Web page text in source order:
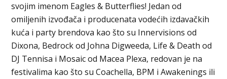
svojim imenom Eagles & Butterflies! Jedan od
omiljenih izvođača i producenata vodećih izdavačkih
kuća i party brendova kao što su Innervisions od
Dixona, Bedrock od Johna Digweeda, Life & Death od
DJ Tennisa i Mosaic od Macea Plexa, redovan je na
festivalima kao što su Coachella, BPM i Awakenings ili